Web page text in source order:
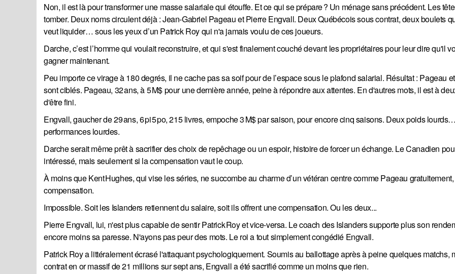
Non, il est là pour transformer une masse salariale qui étouffe. Et ce qui se prépare ? Un ménage sans précédent. Les
tomber. Deux noms circulent déjà : Jean‑Gabriel Pageau et Pierre Engvall. Deux Québécois sous contrat, deux boulets
veut liquider… sous les yeux d’un Patrick Roy qui n'a jamais voulu de ces joueurs.
Darche, c’est l’homme qui voulait reconstruire, et qui s'est finalement couché devant les propriétaires pour leur dire qu'il
gagner maintenant.
Peu importe ce virage à 180 degrés, il ne cache pas sa soif pour de l’espace sous le plafond salarial. Résultat : Pageau
sont ciblés. Pageau, 32 ans, à 5 M$ pour une dernière année, peine à répondre aux attentes. En d'autres mots, il est à
d'être fini.
Engvall, gaucher de 29 ans, 6 pi 5 po, 215 livres, empoche 3 M$ par saison, pour encore cinq saisons. Deux poids
performances lourdes.
Darche serait même prêt à sacrifier des choix de repêchage ou un espoir, histoire de forcer un échange. Le Canadien
intéressé, mais seulement si la compensation vaut le coup.
À moins que Kent Hughes, qui vise les séries, ne succombe au charme d’un vétéran centre comme Pageau
compensation.
Impossible. Soit les Islanders retiennent du salaire, soit ils offrent une compensation. Ou les deux...
Pierre Engvall, lui, n'est plus capable de sentir Patrick Roy et vice-versa. Le coach des Islanders supporte plus son
encore moins sa paresse. N'ayons pas peur des mots. Le roi a tout simplement congédié Engvall.
Patrick Roy a littéralement écrasé l'attaquant psychologiquement. Soumis au ballottage après à peine quelques matchs,
contrat en or massif de 21 millions sur sept ans, Engvall a été sacrifié comme un moins que rien.